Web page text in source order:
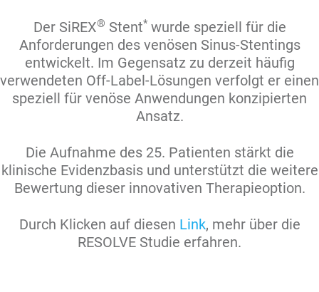
Der SiREX® Stent*wurde speziell für die
Anforderungen des venösen Sinus-Stentings
entwickelt. Im Gegensatz zu derzeit häufig
verwendeten Off-Label-Lösungen verfolgt er einen
speziell für venöse Anwendungen konzipierten
Ansatz.
Die Aufnahme des 25. Patienten stärkt die
klinische Evidenzbasis und unterstützt die weitere
Bewertung dieser innovativen Therapieoption.
Durch Klicken auf diesen Link, mehr über die
RESOLVE Studie erfahren.